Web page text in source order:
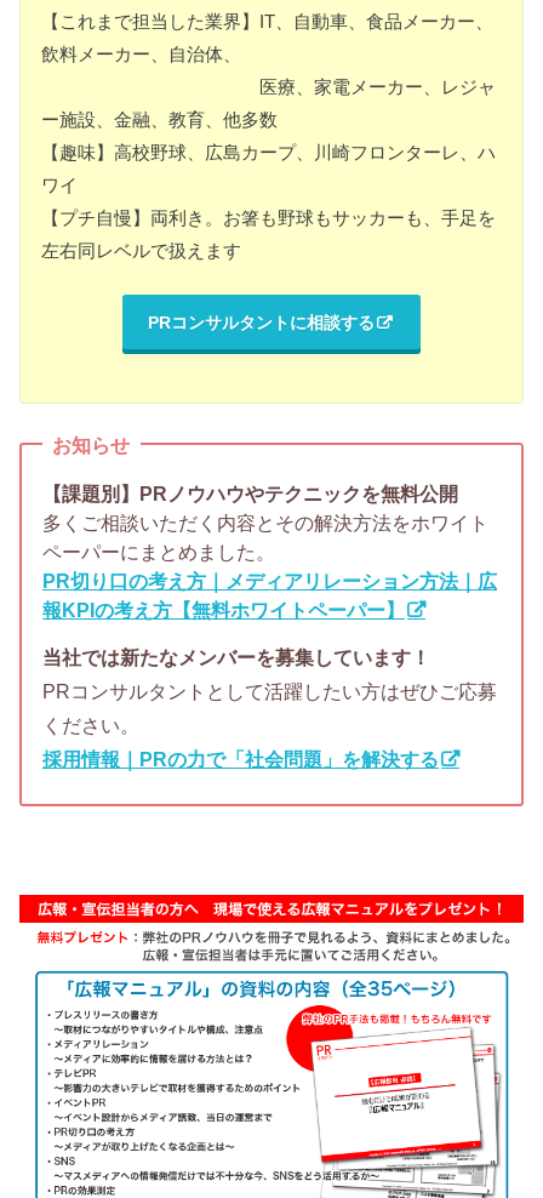
【これまで担当した業界】IT、自動車、食品メーカー、
飲料メーカー、自治体、
医療、家電メーカー、レジャ
ー施設、金融、教育、他多数
【趣味】高校野球、広島カープ、川崎フロンターレ、ハ
ワイ
【プチ自慢】両利き。お箸も野球もサッカーも、手足を
左右同レベルで扱えます
PRコンサルタントに相談する
お知らせ
【課題別】PRノウハウやテクニックを無料公開
多くご相談いただく内容とその解決方法をホワイト
ペーパーにまとめました。
PR切り口の考え方｜メディアリレーション方法｜広
報KPIの考え方【無料ホワイトペーパー】
当社では新たなメンバーを募集しています！
PRコンサルタントとして活躍したい方はぜひご応募
ください。
採用情報｜PRの力で「社会問題」を解決する